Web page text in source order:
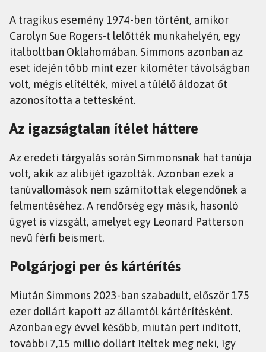
A tragikus esemény 1974-ben történt, amikor
Carolyn Sue Rogers-t lelőtték munkahelyén, egy
italboltban Oklahomában. Simmons azonban az
eset idején több mint ezer kilométer távolságban
volt, mégis elítélték, mivel a túlélő áldozat őt
azonosította a tettesként.
Az igazságtalan ítélet háttere
Az eredeti tárgyalás során Simmonsnak hat tanúja
volt, akik az alibijét igazolták. Azonban ezek a
tanúvallomások nem számítottak elegendőnek a
felmentéséhez. A rendőrség egy másik, hasonló
ügyet is vizsgált, amelyet egy Leonard Patterson
nevű férfi beismert.
Polgárjogi per és kártérítés
Miután Simmons 2023-ban szabadult, először 175
ezer dollárt kapott az államtól kártérítésként.
Azonban egy évvel később, miután pert indított,
további 7,15 millió dollárt ítéltek meg neki, így